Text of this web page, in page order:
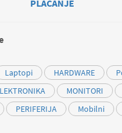
PLAĆANJE
Laptopi HARDWARE
MONITORI
PERIFERIJA Mobilni